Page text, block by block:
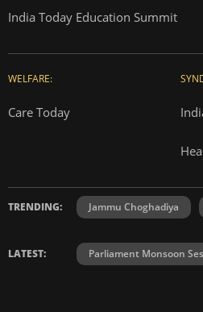
India Today Education Summit
WELFARE:
Care Today
TRENDING: Jammu Choghadiya
LATEST: Parliament Monsoon